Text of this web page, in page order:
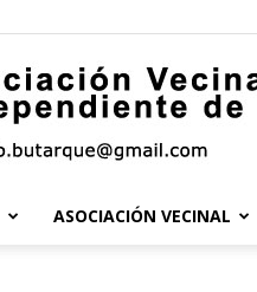
ASOCIACIÓN VECINAL